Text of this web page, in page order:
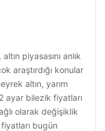
piyasasını anlık
araştırdığı konular
altın, yarım
ayar bilezik fiyatları
olarak değişiklik
bugün